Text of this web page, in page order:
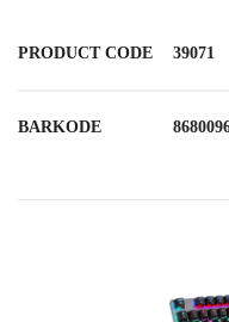
PRODUCT CODE 39071
BARKODE